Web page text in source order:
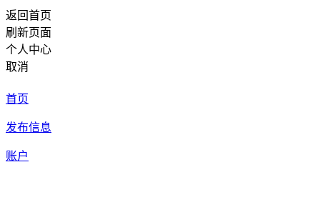
返回首页
刷新页面
个人中心
取消
首页
发布信息
账户